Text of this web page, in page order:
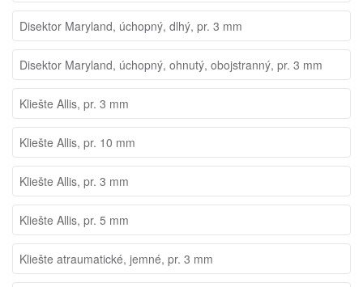
Disektor Maryland, úchopný, dlhý, pr. 3 mm
Disektor Maryland, úchopný, ohnutý, obojstranný, pr. 3 mm
Kliešte Allis, pr. 3 mm
Kliešte Allis, pr. 10 mm
Kliešte Allis, pr. 3 mm
Kliešte Allis, pr. 5 mm
Kliešte atraumatické, jemné, pr. 3 mm